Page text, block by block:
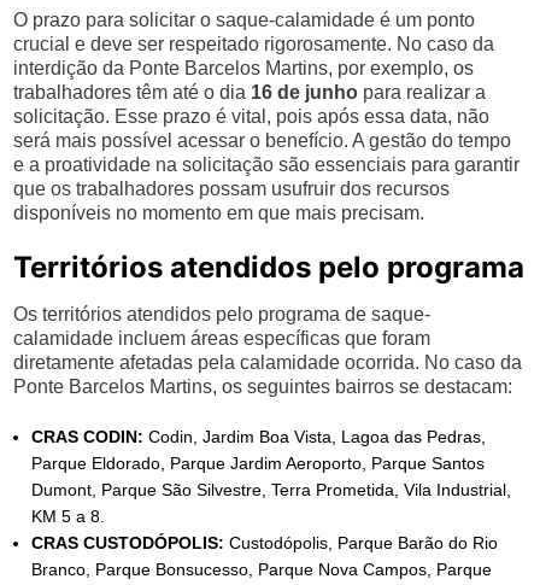
O prazo para solicitar o saque-calamidade é um ponto
crucial e deve ser respeitado rigorosamente. No caso da
interdição da Ponte Barcelos Martins, por exemplo, os
trabalhadores têm até o dia 16 de junho para realizar a
solicitação. Esse prazo é vital, pois após essa data, não
será mais possível acessar o benefício. A gestão do tempo
e a proatividade na solicitação são essenciais para garantir
que os trabalhadores possam usufruir dos recursos
disponíveis no momento em que mais precisam.
Territórios atendidos pelo programa
Os territórios atendidos pelo programa de saque-
calamidade incluem áreas específicas que foram
diretamente afetadas pela calamidade ocorrida. No caso da
Ponte Barcelos Martins, os seguintes bairros se destacam:
CRAS CODIN: Codin, Jardim Boa Vista, Lagoa das Pedras,
Parque Eldorado, Parque Jardim Aeroporto, Parque Santos
Dumont, Parque São Silvestre, Terra Prometida, Vila Industrial,
KM 5 a 8.
CRAS CUSTODÓPOLIS: Custodópolis, Parque Barão do Rio
Branco, Parque Bonsucesso, Parque Nova Campos, Parque